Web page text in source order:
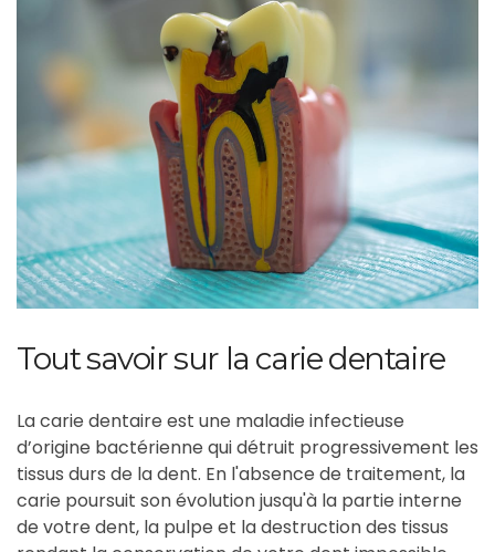
Tout savoir sur la carie dentaire
La carie dentaire est une maladie infectieuse
d’origine bactérienne qui détruit progressivement les
tissus durs de la dent. En l'absence de traitement, la
carie poursuit son évolution jusqu'à la partie interne
de votre dent, la pulpe et la destruction des tissus